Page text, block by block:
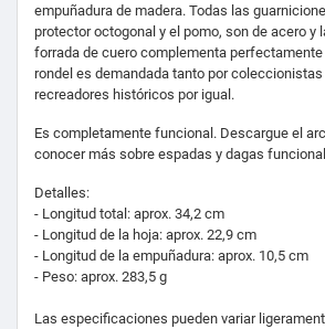
empuñadura de madera. Todas las
protector octogonal y el pomo, son de acero y
forrada de cuero complementa perfectamente
rondel es demandada tanto por
recreadores históricos por igual.
Es completamente funcional. Descargue el
conocer más sobre espadas y dagas
Detalles:
- Longitud total: aprox. 34,2 cm
- Longitud de la hoja: aprox. 22,9 cm
- Longitud de la empuñadura: aprox. 10,5 cm
- Peso: aprox. 283,5 g
Las especificaciones pueden variar